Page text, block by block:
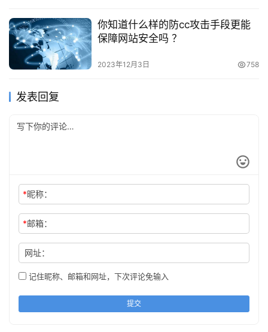
你知道什么样的防cc攻击手段更能
保障网站安全吗 ？
2023年12月3日 758
发表回复
*昵称：
*邮箱：
网址：
记住昵称、邮箱和网址，下次评论免输入
提交